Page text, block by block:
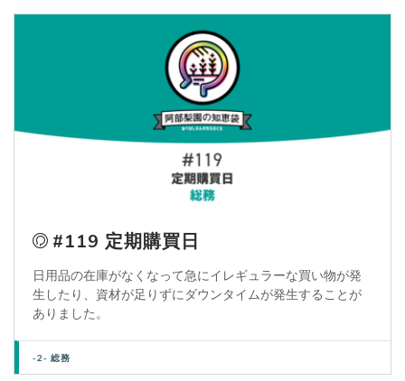
#119 定期購買日
日用品の在庫がなくなって急にイレギュラーな買い物が発
生したり、資材が足りずにダウンタイムが発生することが
ありました。
-2- 総務